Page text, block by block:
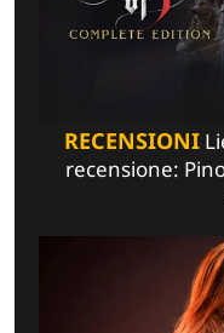
RECENSIONI
recensione: